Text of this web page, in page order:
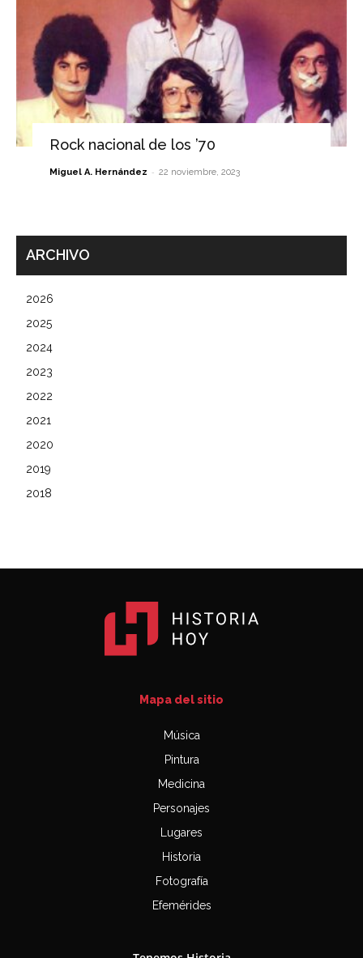
Rock nacional de los ’70
Miguel A. Hernández - 22 noviembre, 2023
ARCHIVO
2026
2025
2024
2023
2022
2021
2020
2019
2018
Mapa del sitio
Música
Pintura
Medicina
Personajes
Lugares
Historia
Fotografía
Efemérides